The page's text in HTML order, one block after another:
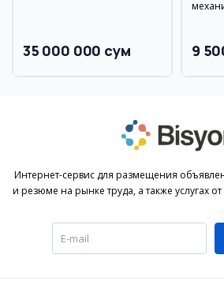
35 000 000 сум 9
Интернет-сервис для размещения
и резюме на рынке труда, а также услугах